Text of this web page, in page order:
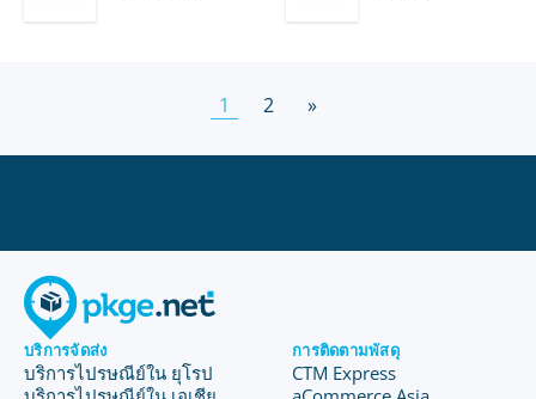
1 2 »
บริการจัดส่ง
บริการไปรษณีย์ใน ยุโรป
การติดตามพัสดุ
CTM Express